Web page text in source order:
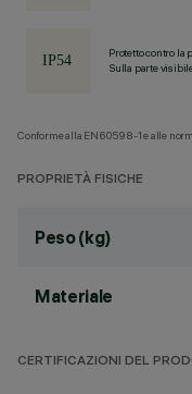
Protetto contro la
Sulla parte
Conforme alla EN60598-1 e alle
PROPRIETÀ FISICHE
Peso (kg)
Materiale
CERTIFICAZIONI DEL